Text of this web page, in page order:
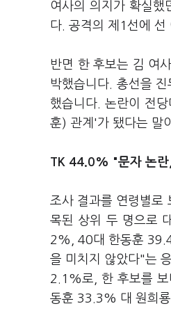
여사의 의지가 확실했
다. 공격의 제1선에 선
반면 한 후보는 김 여
박했습니다. 총선을
했습니다. 논란이 전
훈) 관계'가 됐다는 말
TK 44.0% "문자 논란
조사 결과를 연령별로
목된 상위 두 명으로
2%, 40대 한동훈
을 미치지 않았다"는
2.1%로, 한 후보를
동훈 33.3% 대 원희